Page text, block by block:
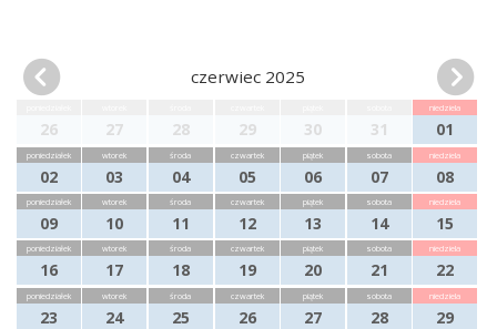
czerwiec 2025
26 27 28 29 30 31
niedziela
01
poniedziałek
02
wtorek
03
środa
04
czwartek
05
piątek
06
sobota
07
niedziela
08
poniedziałek
09
wtorek
10
środa
11
czwartek
12
piątek
13
sobota
14
niedziela
15
poniedziałek
16
wtorek
17
środa
18
czwartek
19
piątek
20
sobota
21
niedziela
22
poniedziałek
23
wtorek
24
środa
25
czwartek
26
piątek
27
sobota
28
niedziela
29